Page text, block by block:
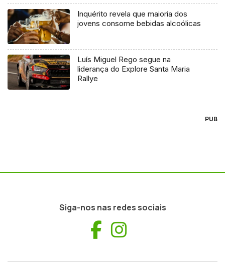
Inquérito revela que maioria dos
jovens consome bebidas alcoólicas
Luís Miguel Rego segue na
liderança do Explore Santa Maria
Rallye
PUB
Siga-nos nas redes sociais
Facebook